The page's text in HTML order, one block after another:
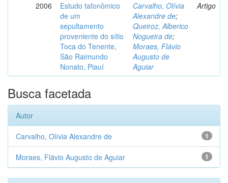
2006
Estudo tafonômico
de um
sepultamento
proveniente do sítio
Toca do Tenente,
São Raimundo
Nonato, Piauí
Carvalho, Olívia
Alexandre de;
Queiroz, Alberico
Nogueira de;
Moraes, Flávio
Augusto de
Aguiar
Artigo
Busca facetada
Autor
1
Carvalho, Olívia Alexandre de
1
Moraes, Flávio Augusto de Aguiar